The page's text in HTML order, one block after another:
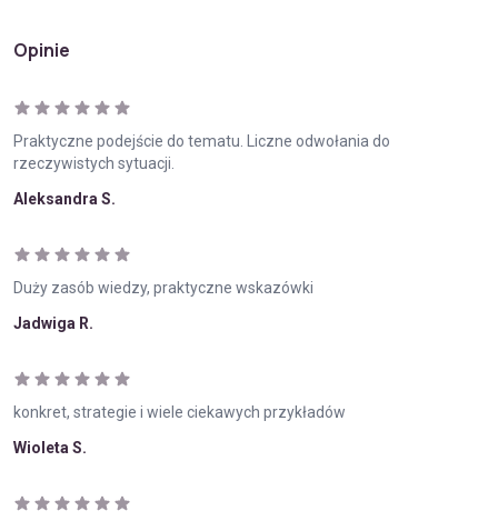
Opinie
Praktyczne podejście do tematu. Liczne odwołania do
rzeczywistych sytuacji.
Aleksandra S.
Duży zasób wiedzy, praktyczne wskazówki
Jadwiga R.
konkret, strategie i wiele ciekawych przykładów
Wioleta S.